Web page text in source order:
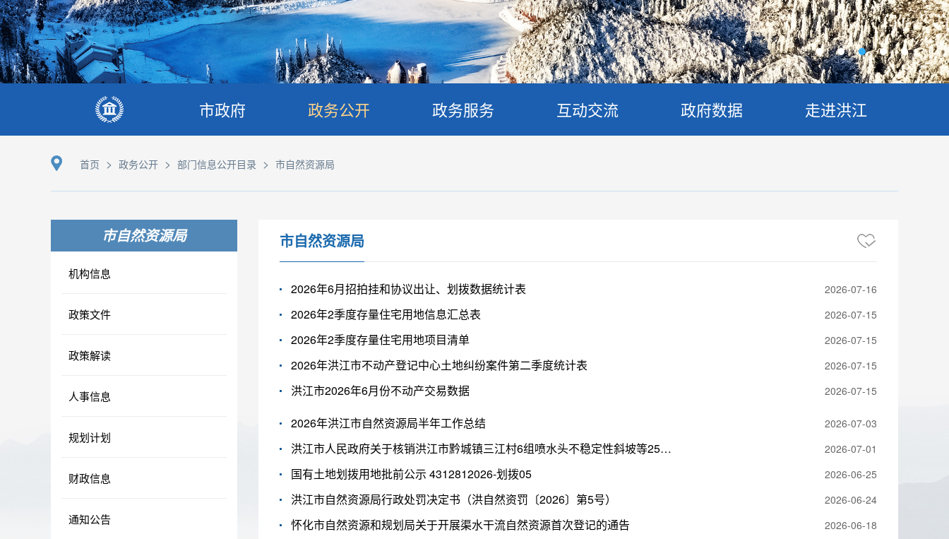
市政府 政务公开 政务服务 互动交流 政府数据 走进洪江
首页 > 政务公开 > 部门信息公开目录 > 市自然资源局
市自然资源局
机构信息
政策文件
政策解读
人事信息
规划计划
财政信息
通知公告
市自然资源局
2026年6月招拍挂和协议出让、划拨数据统计表 2026-07-16
2026年2季度存量住宅用地信息汇总表 2026-07-15
2026年2季度存量住宅用地项目清单 2026-07-15
2026年洪江市不动产登记中心土地纠纷案件第二季度统计表 2026-07-15
洪江市2026年6月份不动产交易数据 2026-07-15
2026年洪江市自然资源局半年工作总结 2026-07-03
洪江市人民政府关于核销洪江市黔城镇三江村6组喷水头不稳定性斜坡等25个地质灾害隐患点的公告 洪政函〔2026〕50号 2026-07-01
国有土地划拨用地批前公示 4312812026-划拨05 2026-06-25
洪江市自然资源局行政处罚决定书（洪自然资罚〔2026〕第5号） 2026-06-24
怀化市自然资源和规划局关于开展渠水干流自然资源首次登记的通告 2026-06-18